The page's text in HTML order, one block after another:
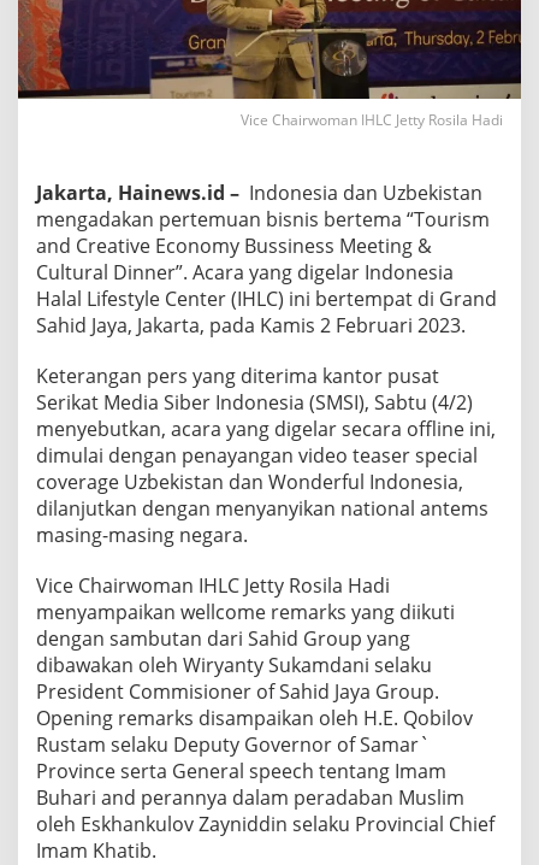
Vice Chairwoman IHLC Jetty Rosila Hadi
Jakarta, Hainews.id – Indonesia dan Uzbekistan
mengadakan pertemuan bisnis bertema “Tourism
and Creative Economy Bussiness Meeting &
Cultural Dinner”. Acara yang digelar Indonesia
Halal Lifestyle Center (IHLC) ini bertempat di Grand
Sahid Jaya, Jakarta, pada Kamis 2 Februari 2023.
Keterangan pers yang diterima kantor pusat
Serikat Media Siber Indonesia (SMSI), Sabtu (4/2)
menyebutkan, acara yang digelar secara offline ini,
dimulai dengan penayangan video teaser special
coverage Uzbekistan dan Wonderful Indonesia,
dilanjutkan dengan menyanyikan national antems
masing-masing negara.
Vice Chairwoman IHLC Jetty Rosila Hadi
menyampaikan wellcome remarks yang diikuti
dengan sambutan dari Sahid Group yang
dibawakan oleh Wiryanty Sukamdani selaku
President Commisioner of Sahid Jaya Group.
Opening remarks disampaikan oleh H.E. Qobilov
Rustam selaku Deputy Governor of Samar`
Province serta General speech tentang Imam
Buhari and perannya dalam peradaban Muslim
oleh Eskhankulov Zayniddin selaku Provincial Chief
Imam Khatib.